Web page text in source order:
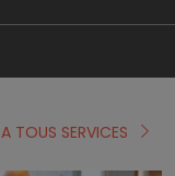
A TOUS SERVICES